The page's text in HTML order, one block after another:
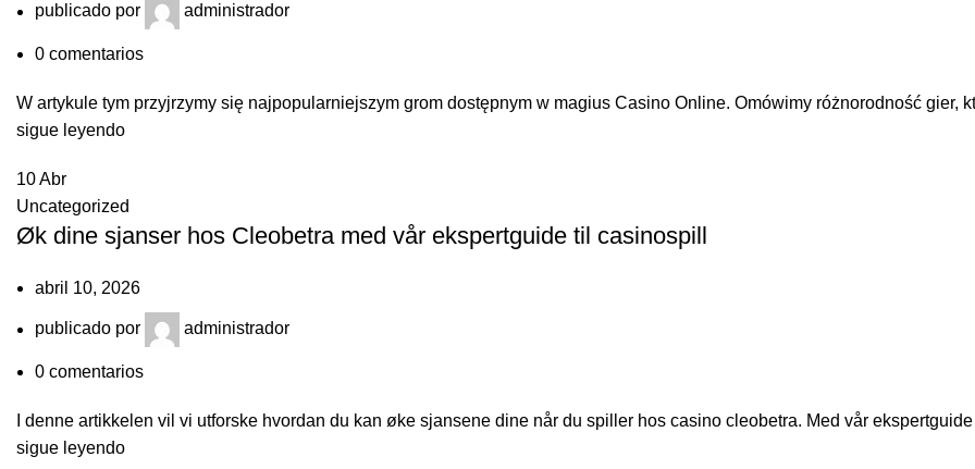
publicado por administrador
0 comentarios
W artykule tym przyjrzymy się najpopularniejszym grom dostępnym w magius Casino Online. Omówimy różnorodność gier,
sigue leyendo
10Abr
Uncategorized
Øk dine sjanser hos Cleobetra med vår ekspertguide til casinospill
abril 10, 2026
publicado por administrador
0 comentarios
I denne artikkelen vil vi utforske hvordan du kan øke sjansene dine når du spiller hos casino cleobetra. Med vår
sigue leyendo